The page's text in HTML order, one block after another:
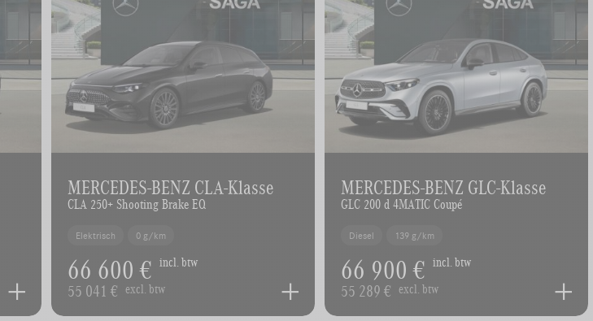
MERCEDES-BENZ CLA-Klasse
CLA 250+ Shooting Brake EQ
Elektrisch 0 g/km
66 600 € incl. btw
55 041 € excl. btw
MERCEDES-BENZ GLC-Klasse
GLC 200 d 4MATIC Coupé
Diesel 139 g/km
66 900 € incl. btw
55 289 € excl. btw